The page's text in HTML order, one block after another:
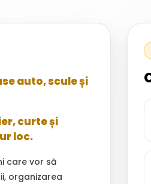
auto, scule și
curte și
loc.
care vor să
organizarea